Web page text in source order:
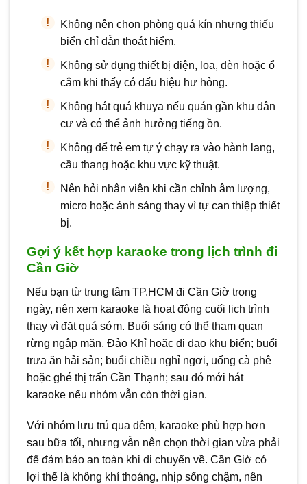
Không nên chọn phòng quá kín nhưng thiếu
biển chỉ dẫn thoát hiểm.
Không sử dụng thiết bị điện, loa, đèn hoặc ổ
cắm khi thấy có dấu hiệu hư hỏng.
Không hát quá khuya nếu quán gần khu dân
cư và có thể ảnh hưởng tiếng ồn.
Không để trẻ em tự ý chạy ra vào hành lang,
cầu thang hoặc khu vực kỹ thuật.
Nên hỏi nhân viên khi cần chỉnh âm lượng,
micro hoặc ánh sáng thay vì tự can thiệp thiết
bị.
Gợi ý kết hợp karaoke trong lịch trình đi
Cần Giờ
Nếu bạn từ trung tâm TP.HCM đi Cần Giờ trong
ngày, nên xem karaoke là hoạt động cuối lịch trình
thay vì đặt quá sớm. Buổi sáng có thể tham quan
rừng ngập mặn, Đảo Khỉ hoặc đi dạo khu biển; buổi
trưa ăn hải sản; buổi chiều nghỉ ngơi, uống cà phê
hoặc ghé thị trấn Cần Thạnh; sau đó mới hát
karaoke nếu nhóm vẫn còn thời gian.
Với nhóm lưu trú qua đêm, karaoke phù hợp hơn
sau bữa tối, nhưng vẫn nên chọn thời gian vừa phải
để đảm bảo an toàn khi di chuyển về. Cần Giờ có
lợi thế là không khí thoáng, nhịp sống chậm, nên